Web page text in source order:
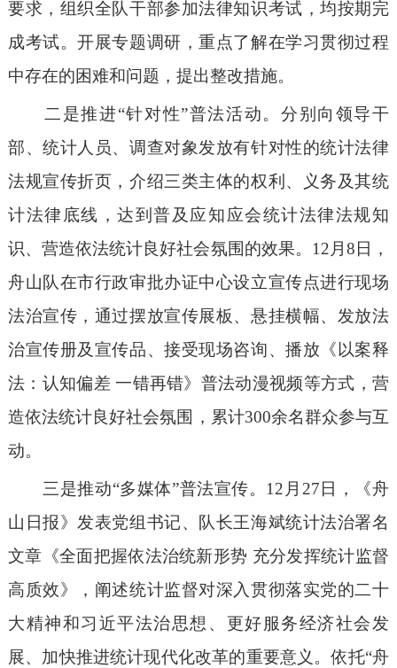
要求，组织全队干部参加法律知识考试，均按期完
成考试。开展专题调研，重点了解在学习贯彻过程
中存在的困难和问题，提出整改措施。
二是推进“针对性”普法活动。分别向领导干
部、统计人员、调查对象发放有针对性的统计法律
法规宣传折页，介绍三类主体的权利、义务及其统
计法律底线，达到普及应知应会统计法律法规知
识、营造依法统计良好社会氛围的效果。12月8日，
舟山队在市行政审批办证中心设立宣传点进行现场
法治宣传，通过摆放宣传展板、悬挂横幅、发放法
治宣传册及宣传品、接受现场咨询、播放《以案释
法：认知偏差 一错再错》普法动漫视频等方式，营
造依法统计良好社会氛围，累计300余名群众参与互
动。
三是推动“多媒体”普法宣传。12月27日，《舟
山日报》发表党组书记、队长王海斌统计法治署名
文章《全面把握依法治统新形势 充分发挥统计监督
高质效》，阐述统计监督对深入贯彻落实党的二十
大精神和习近平法治思想、更好服务经济社会发
展、加快推进统计现代化改革的重要意义。依托“舟